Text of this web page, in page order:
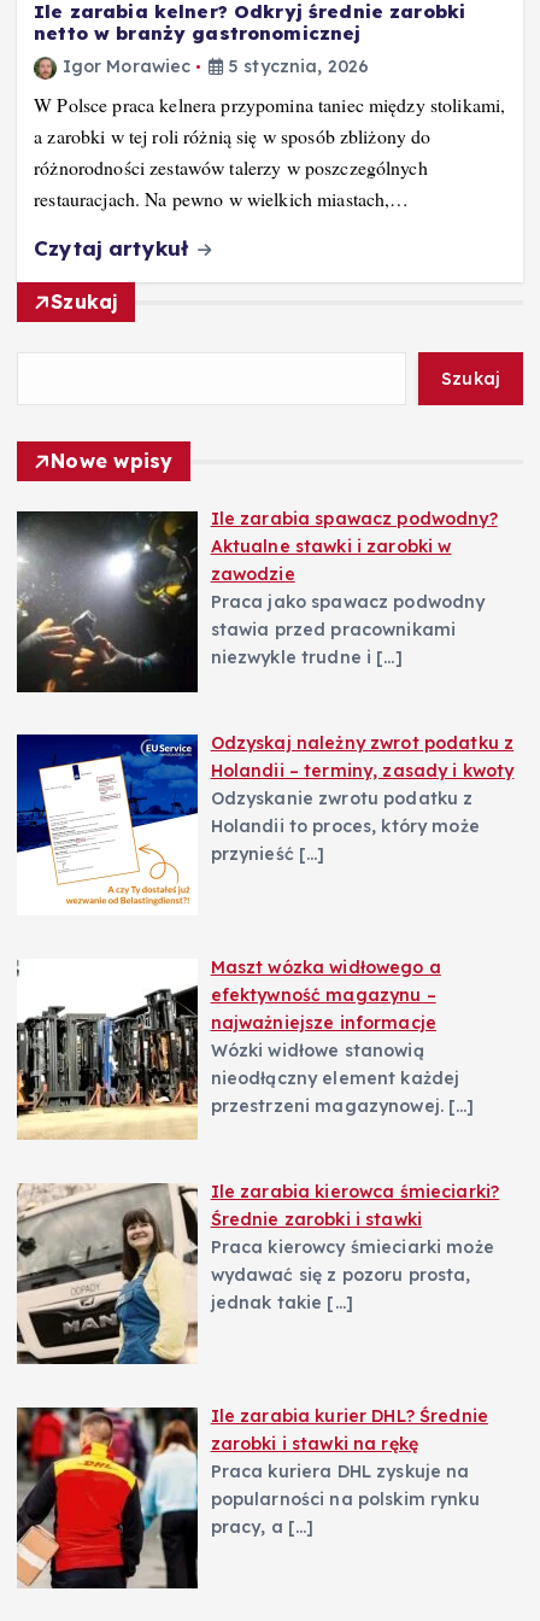
Ile zarabia kelner? Odkryj średnie zarobki
netto w branży gastronomicznej
Igor Morawiec 5 stycznia, 2026
W Polsce praca kelnera przypomina taniec między stolikami,
a zarobki w tej roli różnią się w sposób zbliżony do
różnorodności zestawów talerzy w poszczególnych
restauracjach. Na pewno w wielkich miastach,…
Czytaj artykuł
Szukaj
Szukaj
Nowe wpisy
Ile zarabia spawacz podwodny?
Aktualne stawki i zarobki w
zawodzie
Praca jako spawacz podwodny
stawia przed pracownikami
niezwykle trudne i […]
Odzyskaj należny zwrot podatku z
Holandii – terminy, zasady i kwoty
Odzyskanie zwrotu podatku z
Holandii to proces, który może
przynieść […]
Maszt wózka widłowego a
efektywność magazynu –
najważniejsze informacje
Wózki widłowe stanowią
nieodłączny element każdej
przestrzeni magazynowej. […]
Ile zarabia kierowca śmieciarki?
Średnie zarobki i stawki
Praca kierowcy śmieciarki może
wydawać się z pozoru prosta,
jednak takie […]
Ile zarabia kurier DHL? Średnie
zarobki i stawki na rękę
Praca kuriera DHL zyskuje na
popularności na polskim rynku
pracy, a […]